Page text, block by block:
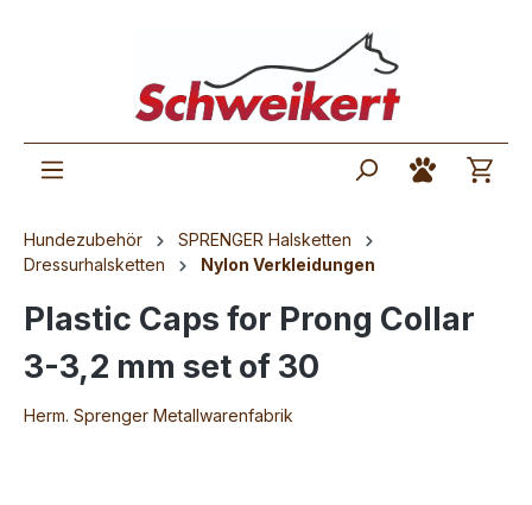
Hundezubehör
SPRENGER Halsketten
Dressurhalsketten
Nylon Verkleidungen
Plastic Caps for Prong Collar
3-3,2 mm set of 30
Herm. Sprenger Metallwarenfabrik